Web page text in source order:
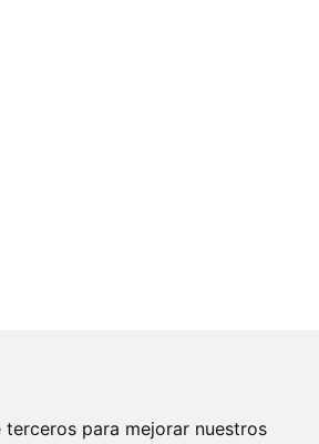
para mejorar nuestros
de Lemos, 3-5. Pabellón